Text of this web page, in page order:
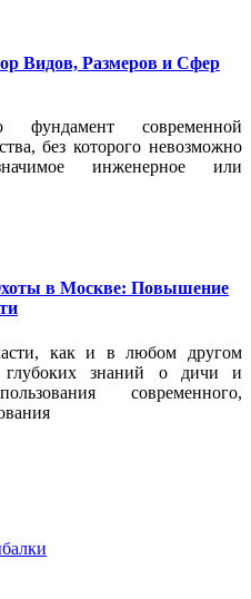
Видов, Размеров и Сфер
современной
без которого невозможно
инженерное или
в Москве: Повышение
как и в любом другом
глубоких знаний о дичи и
современного,